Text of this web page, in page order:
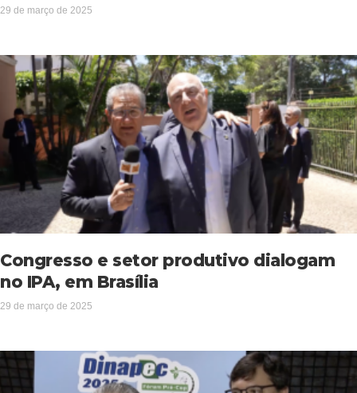
29 de março de 2025
Congresso e setor produtivo dialogam
no IPA, em Brasília
29 de março de 2025